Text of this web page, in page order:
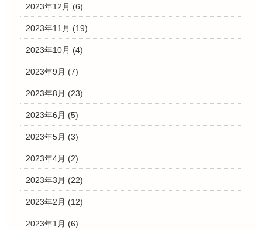
2023年12月 (6)
2023年11月 (19)
2023年10月 (4)
2023年9月 (7)
2023年8月 (23)
2023年6月 (5)
2023年5月 (3)
2023年4月 (2)
2023年3月 (22)
2023年2月 (12)
2023年1月 (6)